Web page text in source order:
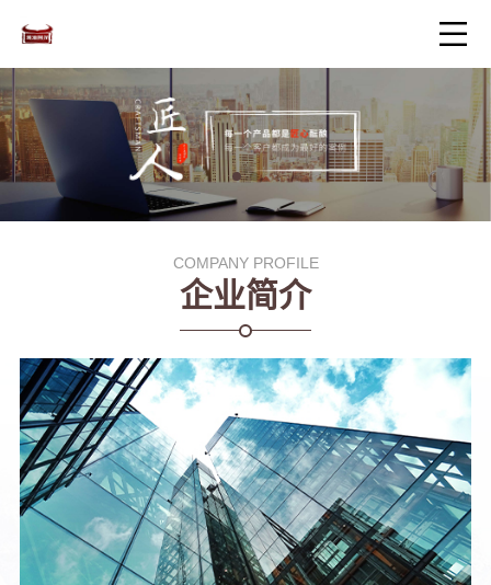
COMPANY PROFILE
企业简介